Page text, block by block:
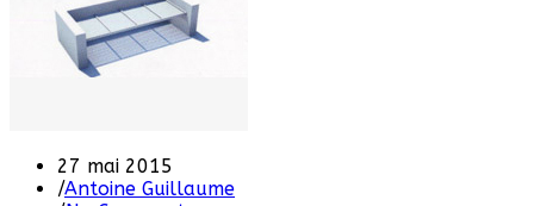
27 mai 2015
/Antoine Guillaume